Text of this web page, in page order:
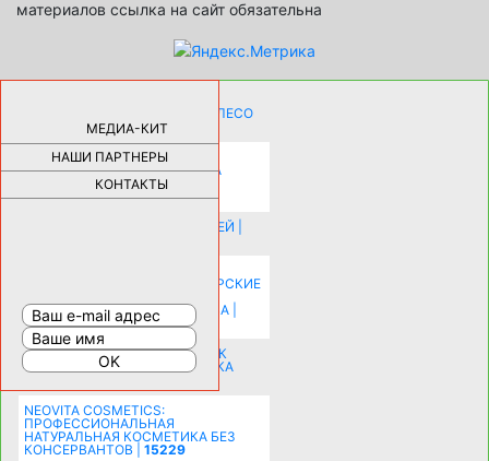
материалов ссылка на сайт обязательна
МЕДИА-КИТ
НАШИ ПАРТНЕРЫ
КОНТАКТЫ
КАК ДЕВУШКЕ ПОМЕНЯТЬ КОЛЕСО
НА АВТОМОБИЛЕ |69178
НОВЫЕ РАЗРАБОТКИ ДЛЯ
ОЗДОРОВЛЕНИЯ ОРГАНИЗМА
ПЛАТФОРМА ШУМАННА 3Д И
КАПСУЛА ЗДОРОВЬЯ |28288
ИСТОРИЯ НАКЛАДНЫХ НОГТЕЙ |
КОМНАТУ: ХИТРЫЕ ДИЗАЙНЕРСКИЕ
РАСШИРЕНИЯ ПРОСТРАНСТВА |
16197
СОБИРАЕМСЯ НА ПРАЗДНИК К
МОЛОДОЖЕНАМ: ПОДГОТОВКА
NEOVITA COSMETICS:
ПРОФЕССИОНАЛЬНАЯ
НАТУРАЛЬНАЯ КОСМЕТИКА БЕЗ
КОНСЕРВАНТОВ | 15229